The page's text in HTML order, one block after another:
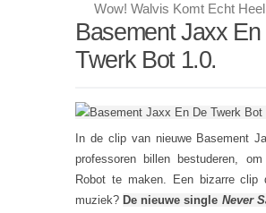
Wow! Walvis Komt Echt
Basement Jaxx
Twerk Bot 1.0.
In de clip van nieuwe Basement
professoren billen bestuderen,
Robot te maken. Een bizarre clip
muziek? De nieuwe single Never